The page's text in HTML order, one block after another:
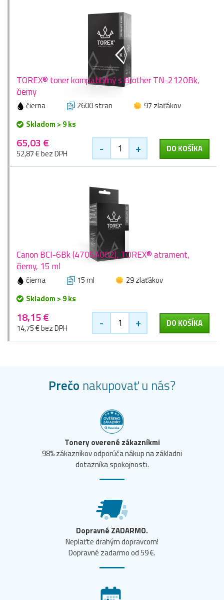
TOREX® toner kompatibilný s Brother TN-2120Bk,
čierny
čierna 2600 stran
97 zlaťákov
Skladom > 9 ks
65,03 €
52,87 € bez DPH - + DO KOŠÍKA
Canon BCI-6Bk (4705A002), TOREX® atrament,
čierny, 15 ml
čierna 15 ml
29 zlaťákov
Skladom > 9 ks
18,15 €
14,75 € bez DPH - + DO KOŠÍKA
Prečo nakupovať u nás?
Tonery overené zákazníkmi
98% zákazníkov odporúča nákup na základni
dotazníka spokojnosti.
Dopravné ZADARMO.
Neplaťte drahým dopravcom!
Dopravné zadarmo od 59 €.